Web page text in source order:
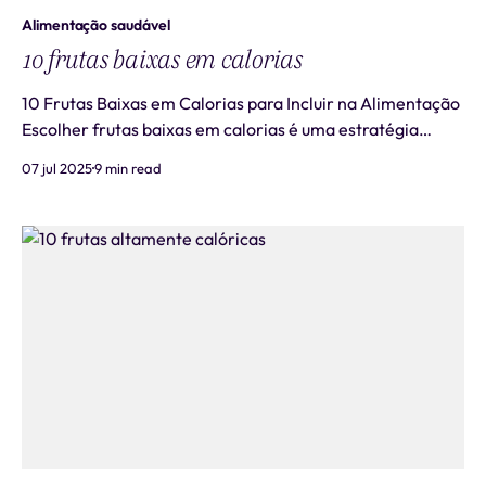
Alimentação saudável
10 frutas baixas em calorias
10 Frutas Baixas em Calorias para Incluir na Alimentação
Escolher frutas baixas em calorias é uma estratégia
equilibrada e nutritiva. Essas opções oferecem vitaminas,
controlado e promovendo saciedad
07 jul 20259 min read